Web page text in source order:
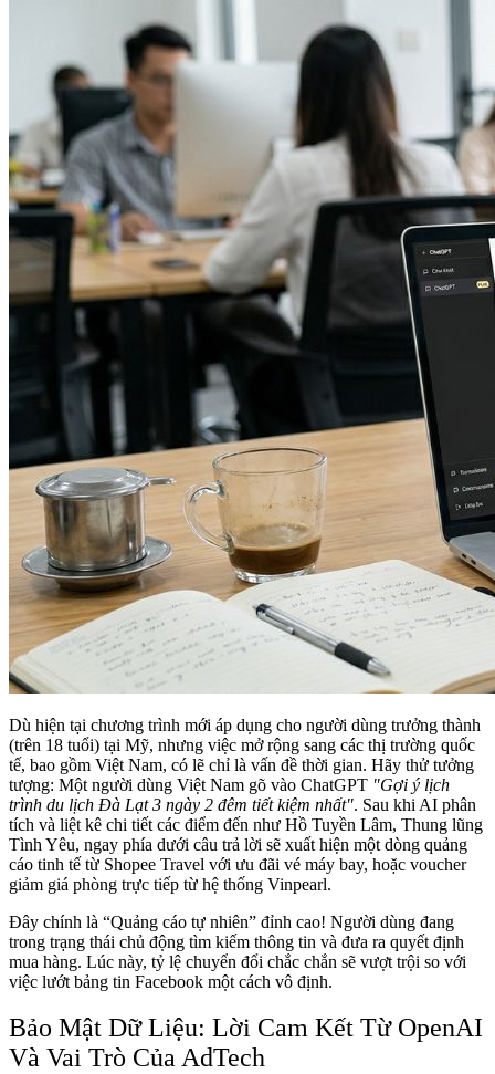
Dù hiện tại chương trình mới áp dụng cho người dùng trưởng thành
(trên 18 tuổi) tại Mỹ, nhưng việc mở rộng sang các thị trường quốc
tế, bao gồm Việt Nam, có lẽ chỉ là vấn đề thời gian. Hãy thử tưởng
tượng: Một người dùng Việt Nam gõ vào ChatGPT "Gợi ý lịch
trình du lịch Đà Lạt 3 ngày 2 đêm tiết kiệm nhất". Sau khi AI phân
tích và liệt kê chi tiết các điểm đến như Hồ Tuyền Lâm, Thung lũng
Tình Yêu, ngay phía dưới câu trả lời sẽ xuất hiện một dòng quảng
cáo tinh tế từ Shopee Travel với ưu đãi vé máy bay, hoặc voucher
giảm giá phòng trực tiếp từ hệ thống Vinpearl.
Đây chính là “Quảng cáo tự nhiên” đỉnh cao! Người dùng đang
trong trạng thái chủ động tìm kiếm thông tin và đưa ra quyết định
mua hàng. Lúc này, tỷ lệ chuyển đổi chắc chắn sẽ vượt trội so với
việc lướt bảng tin Facebook một cách vô định.
Bảo Mật Dữ Liệu: Lời Cam Kết Từ OpenAI
Và Vai Trò Của AdTech